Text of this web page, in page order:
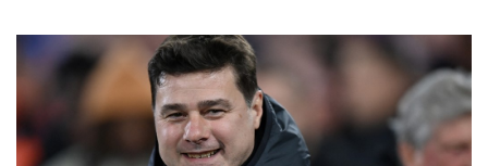
26 – 30 กันยายนนี้ จากมอนทรีออล ประเทศแคนาดา ซึ่งจะ
เป็นการพิสูจน์กันอีกครั้งว่า ตำแหน่งแชมป์ปีนี้จะเป็นของทีมใด